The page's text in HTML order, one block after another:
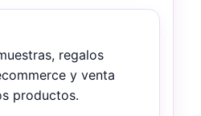
regalos
y venta
productos.